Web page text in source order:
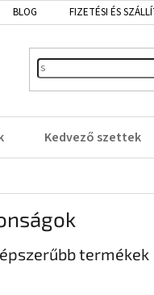
BLOG FIZETÉSI ÉS
Kedvező szettek
termékek